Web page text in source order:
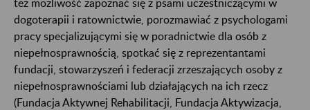
też możliwość zapoznać się z psami uczestniczącymi w
dogoterapii i ratownictwie, porozmawiać z psychologami
pracy specjalizującymi się w poradnictwie dla osób z
niepełnosprawnością, spotkać się z reprezentantami
fundacji, stowarzyszeń i federacji zrzeszających osoby z
niepełnosprawnościami lub działających na ich rzecz
(Fundacja Aktywnej Rehabilitacji, Fundacja Aktywizacja,